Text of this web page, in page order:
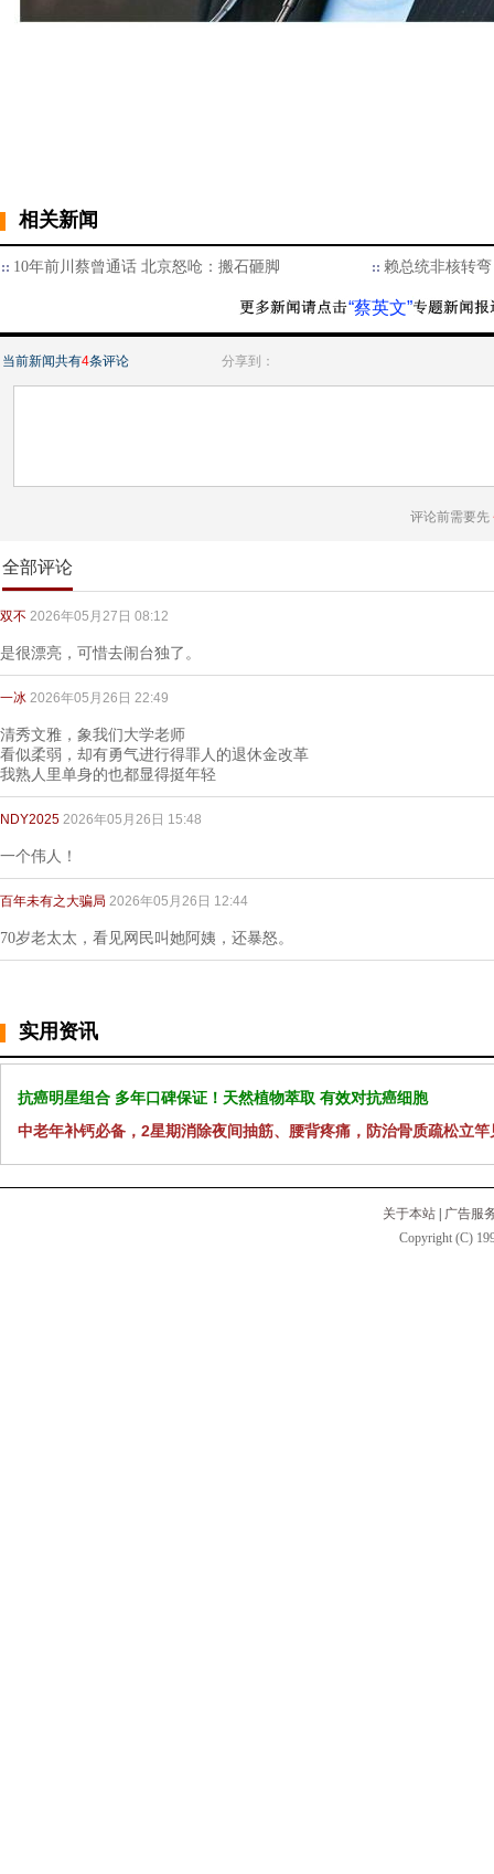
相关新闻
10年前川蔡曾通话 北京怒呛：搬石砸脚 赖总统非核转
“蔡英文”
当前新闻共有4条评论 分享到：
评论前需要先
全部评论
双不 2026年05月27日 08:12
是很漂亮，可惜去闹台独了。
一冰 2026年05月26日 22:49
清秀文雅，象我们大学老师
看似柔弱，却有勇气进行得罪人的退休金改革
我熟人里单身的也都显得挺年轻
NDY2025 2026年05月26日 15:48
一个伟人！
百年未有之大骗局 2026年05月26日 12:44
70岁老太太，看见网民叫她阿姨，还暴怒。
实用资讯
抗癌明星组合 多年口碑保证！天然植物萃取 有效对抗癌细胞
中老年补钙必备，2星期消除夜间抽筋、腰背疼痛，防治骨质疏松立竿
关于本站
广告服
Copyright (C)